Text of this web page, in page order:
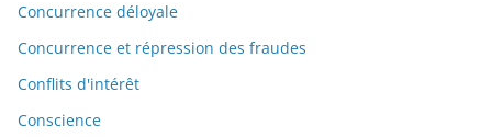
Concurrence déloyale
Concurrence et répression des fraudes
Conflits d'intérêt
Conscience